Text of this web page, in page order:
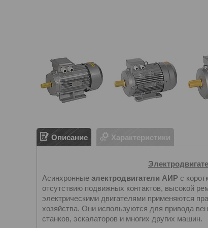
Описание Характеристики
Асинхронные электродвигатели АИР с
отсутствию подвижных контактов, высокой
электрическими двигателями применяются
хозяйства. Они используются для привода
станков, эскалаторов и многих других машин.